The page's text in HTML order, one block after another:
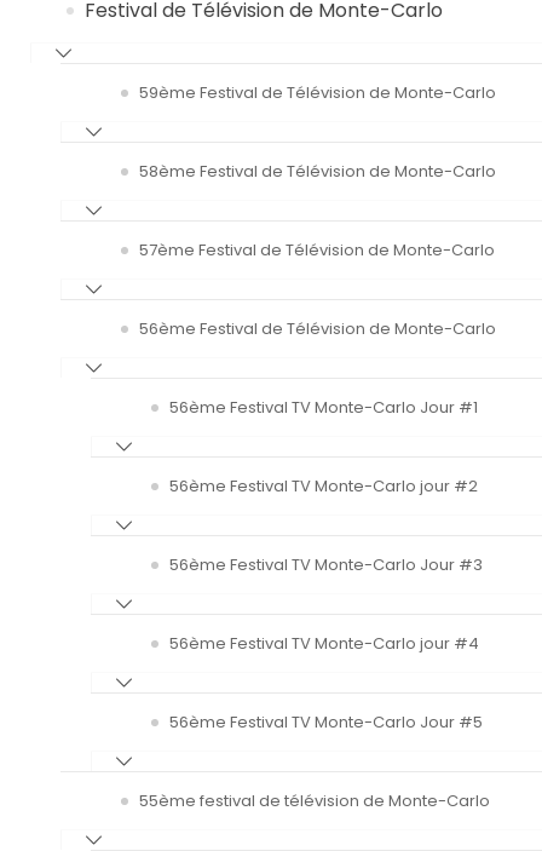
Festival de Télévision de Monte-Carlo
59ème Festival de Télévision de Monte-Carlo
58ème Festival de Télévision de Monte-Carlo
57ème Festival de Télévision de Monte-Carlo
56ème Festival de Télévision de Monte-Carlo
56ème Festival TV Monte-Carlo Jour #1
56ème Festival TV Monte-Carlo jour #2
56ème Festival TV Monte-Carlo Jour #3
56ème Festival TV Monte-Carlo jour #4
56ème Festival TV Monte-Carlo Jour #5
55ème festival de télévision de Monte-Carlo